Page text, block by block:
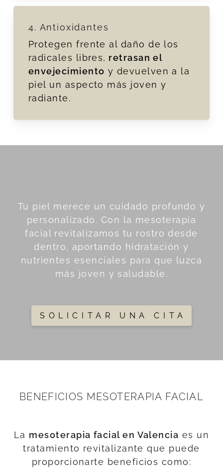
4. Antioxidantes
Protegen frente al daño de los
radicales libres, retrasan el
envejecimiento y devuelven a la
piel un aspecto más joven y
radiante.
Tu piel merece un cuidado profundo y
personalizado. Con la mesoterapia
facial revitalizamos tu rostro desde
dentro, aportando hidratación y
nutrientes esenciales para que luzca
más joven y saludable.
SOLICITAR UNA CITA
BENEFICIOS MESOTERAPIA FACIAL
La mesoterapia facial en Valencia es un
tratamiento revitalizante que puede
proporcionarte beneficios como: